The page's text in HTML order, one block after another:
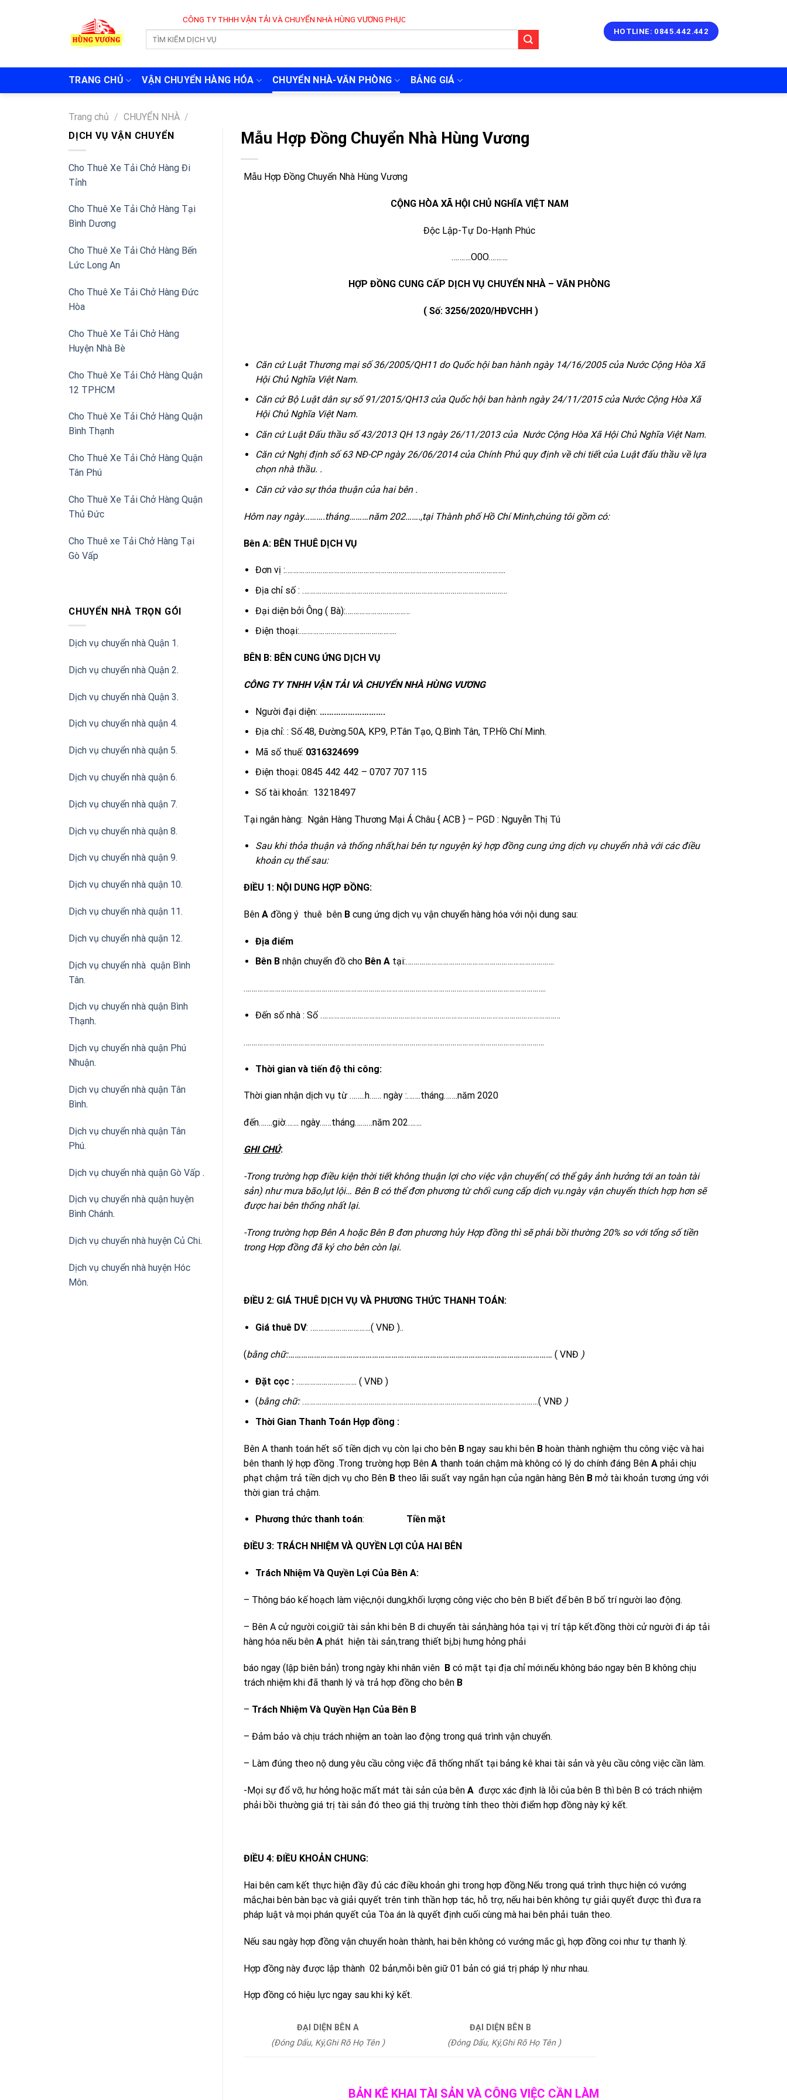
CÔNG TY THHH VẬN TẢI VÀ CHUYỂN NHÀ HÙNG VƯƠNG PHỤC VỤ 24/7
HOTLINE: 0845.442.442
TRANG CHỦ VẬN CHUYỂN HÀNG HÓA CHUYỂN NHÀ-VĂN PHÒNG BẢNG GIÁ
Trang chủ / CHUYỂN NHÀ /
DỊCH VỤ VẬN CHUYỂN
Cho Thuê Xe Tải Chở Hàng Đi
Tỉnh
Cho Thuê Xe Tải Chở Hàng Tại
Bình Dương
Cho Thuê Xe Tải Chở Hàng Bến
Lức Long An
Cho Thuê Xe Tải Chở Hàng Đức
Hòa
Cho Thuê Xe Tải Chở Hàng
Huyện Nhà Bè
Cho Thuê Xe Tải Chở Hàng Quận
12 TPHCM
Cho Thuê Xe Tải Chở Hàng Quận
Bình Thạnh
Cho Thuê Xe Tải Chở Hàng Quận
Tân Phú
Cho Thuê Xe Tải Chở Hàng Quận
Thủ Đức
Cho Thuê xe Tải Chở Hàng Tại
Gò Vấp
CHUYỂN NHÀ TRỌN GÓI
Dịch vụ chuyển nhà Quận 1.
Dịch vụ chuyển nhà Quận 2.
Dịch vụ chuyển nhà Quận 3.
Dịch vụ chuyển nhà quận 4.
Dịch vụ chuyển nhà quận 5.
Dịch vụ chuyển nhà quận 6.
Dịch vụ chuyển nhà quận 7.
Dịch vụ chuyển nhà quận 8.
Dịch vụ chuyển nhà quận 9.
Dịch vụ chuyển nhà quận 10.
Dịch vụ chuyển nhà quận 11.
Dịch vụ chuyển nhà quận 12.
Dịch vụ chuyển nhà quận Bình
Tân.
Dịch vụ chuyển nhà quận Bình
Thạnh.
Dịch vụ chuyển nhà quận Phú
Nhuận.
Dịch vụ chuyển nhà quận Tân
Bình.
Dịch vụ chuyển nhà quận Tân
Phú.
Dịch vụ chuyển nhà quận Gò Vấp .
Dịch vụ chuyển nhà quận huyện
Bình Chánh.
Dịch vụ chuyển nhà huyện Củ Chi.
Dịch vụ chuyển nhà huyện Hóc
Môn.
Mẫu Hợp Đồng Chuyển Nhà Hùng Vương
Mẫu Hợp Đồng Chuyển Nhà Hùng Vương
CỘNG HÒA XÃ HỘI CHỦ NGHĨA VIỆT NAM
Độc Lập-Tự Do-Hạnh Phúc
……….O0O……….
HỢP ĐỒNG CUNG CẤP DỊCH VỤ CHUYỂN NHÀ – VĂN PHÒNG
( Số: 3256/2020/HĐVCHH )
Căn cứ Luật Thương mại số 36/2005/QH11 do Quốc hội ban hành ngày 14/16/2005 của Nước Cộng Hòa Xã
Hội Chủ Nghĩa Việt Nam.
Căn cứ Bộ Luật dân sự số 91/2015/QH13 của Quốc hội ban hành ngày 24/11/2015 của Nước Cộng Hòa Xã
Hội Chủ Nghĩa Việt Nam.
Căn cứ Luật Đấu thầu số 43/2013 QH 13 ngày 26/11/2013 của Nước Cộng Hòa Xã Hội Chủ Nghĩa Việt Nam.
Căn cứ Nghị định số 63 NĐ-CP ngày 26/06/2014 của Chính Phủ quy định về chi tiết của Luật đấu thầu về lựa
chọn nhà thầu. .
Căn cứ vào sự thỏa thuận của hai bên .
Hôm nay ngày……….tháng………năm 202…….,tại Thành phố Hồ Chí Minh,chúng tôi gồm có:
Bên A: BÊN THUÊ DỊCH VỤ
Đơn vị :…………………………………………………………………………………………………..
Địa chỉ số : ……………………………………………………………………………………………
Đại diện bởi Ông ( Bà):……………………………
Điện thoại:…………………………………………..
BÊN B: BÊN CUNG ỨNG DỊCH VỤ
CÔNG TY TNHH VẬN TẢI VÀ CHUYỂN NHÀ HÙNG VƯƠNG
Người đại diện: ……………………….
Địa chỉ: : Số.48, Đường.50A, KP.9, P.Tân Tạo, Q.Bình Tân, TP.Hồ Chí Minh.
Mã số thuế: 0316324699
Điện thoại: 0845 442 442 – 0707 707 115
Số tài khoản: 13218497
Tại ngân hàng: Ngân Hàng Thương Mại Á Châu { ACB } – PGD : Nguyễn Thị Tú
Sau khi thỏa thuận và thống nhất,hai bên tự nguyện ký hợp đồng cung ứng dịch vụ chuyển nhà với các điều
khoản cụ thể sau:
ĐIỀU 1: NỘI DUNG HỢP ĐỒNG:
Bên Ađồng ý thuê bên Bcung ứng dịch vụ vận chuyển hàng hóa với nội dung sau:
Địa điểm
Bên B nhận chuyển đồ cho Bên A tại:………………………………………………………………….
………………………………………………………………………………………………………………………………………..
Đến số nhà : Số ……………………………………………………………………………………………………………
……………………………………………………………………………………………………………………………………….
Thời gian và tiến độ thi công:
Thời gian nhận dịch vụ từ ……..h…… ngày :…….tháng…….năm 2020
đến…….giờ……. ngày……tháng………năm 202…….
GHI CHÚ:
-Trong trường hợp điều kiện thời tiết không thuận lợi cho việc vận chuyển( có thể gây ảnh hưởng tới an toàn tài
sản) như mưa bão,lụt lội… Bên B có thể đơn phương từ chối cung cấp dịch vụ.ngày vận chuyển thích hợp hơn sẽ
được hai bên thống nhất lại.
-Trong trường hợp Bên A hoặc Bên B đơn phương hủy Hợp đồng thì sẽ phải bồi thường 20% so với tổng số tiền
trong Hợp đồng đã ký cho bên còn lại.
ĐIỀU 2: GIÁ THUÊ DỊCH VỤ VÀ PHƯƠNG THỨC THANH TOÁN:
Giá thuê DV: ………………………….( VNĐ )..
(bằng chữ:…………………………………………………………………………………………………………… ( VNĐ )
Đặt cọc : …………………………. ( VNĐ )
(bằng chữ:………………………………………………………………………………………………………….( VNĐ )
Thời Gian Thanh Toán Hợp đồng :
Bên A thanh toán hết số tiền dịch vụ còn lại cho bên Bngay sau khi bên Bhoàn thành nghiệm thu công việc và hai
bên thanh lý hợp đồng .Trong trường hợp Bên Athanh toán chậm mà không có lý do chính đáng Bên Aphải chịu
phạt chậm trả tiền dịch vụ cho Bên Btheo lãi suất vay ngắn hạn của ngân hàng Bên Bmở tài khoản tương ứng với
thời gian trả chậm.
Phương thức thanh toán: Tiền mặt
ĐIỀU 3: TRÁCH NHIỆM VÀ QUYỀN LỢI CỦA HAI BÊN
Trách Nhiệm Và Quyền Lợi Của Bên A:
– Thông báo kế hoạch làm việc,nội dung,khối lượng công việc cho bên B biết để bên B bố trí người lao động.
– Bên A cử người coi,giữ tài sản khi bên B di chuyển tài sản,hàng hóa tại vị trí tập kết.đồng thời cử người đi áp tải
hàng hóa nếu bên Aphát hiện tài sản,trang thiết bị,bị hưng hỏng phải
báo ngay (lập biên bản) trong ngày khi nhân viên Bcó mặt tại địa chỉ mới.nếu không báo ngay bên B không chịu
trách nhiệm khi đã thanh lý và trả hợp đồng cho bên B
– Trách Nhiệm Và Quyền Hạn Của Bên B
– Đảm bảo và chịu trách nhiệm an toàn lao động trong quá trình vận chuyển.
– Làm đúng theo nộ dung yêu cầu công việc đã thống nhất tại bảng kê khai tài sản và yêu cầu công việc cần làm.
-Mọi sự đổ vỡ, hư hỏng hoặc mất mát tài sản của bên Ađược xác định là lỗi của bên B thì bên B có trách nhiệm
phải bồi thường giá trị tài sản đó theo giá thị trường tính theo thời điểm hợp đồng này ký kết.
ĐIỀU 4: ĐIỀU KHOẢN CHUNG:
Hai bên cam kết thực hiện đầy đủ các điều khoản ghi trong hợp đồng.Nếu trong quá trình thực hiện có vướng
mắc,hai bên bàn bạc và giải quyết trên tinh thần hợp tác, hỗ trợ, nếu hai bên không tự giải quyết được thì đưa ra
pháp luật và mọi phán quyết của Tòa án là quyết định cuối cùng mà hai bên phải tuân theo.
Nếu sau ngày hợp đồng vận chuyển hoàn thành, hai bên không có vướng mắc gì, hợp đồng coi như tự thanh lý.
Hợp đồng này được lập thành 02 bản,mỗi bên giữ 01 bản có giá trị pháp lý như nhau.
Hợp đồng có hiệu lực ngay sau khi ký kết.
ĐẠI DIỆN BÊN A
(Đóng Dấu, Ký,Ghi Rõ Họ Tên )
ĐẠI DIỆN BÊN B
(Đóng Dấu, Ký,Ghi Rõ Họ Tên )
BẢN KÊ KHAI TÀI SẢN VÀ CÔNG VIỆC CẦN LÀM